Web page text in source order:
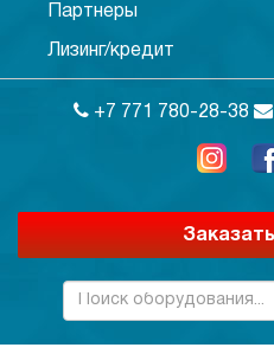
Партнеры
Лизинг/кредит
+7 771 780-28-38